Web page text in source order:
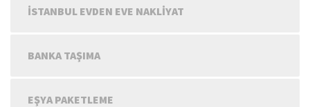
İSTANBUL EVDEN EVE NAKLIYAT
BANKA TAŞIMA
EŞYA PAKETLEME